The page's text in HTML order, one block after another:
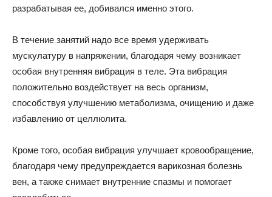
разрабатывая ее, добивался именно этого.
В течение занятий надо все время удерживать
мускулатуру в напряжении, благодаря чему возникает
особая внутренняя вибрация в теле. Эта вибрация
положительно воздействует на весь организм,
способствуя улучшению метаболизма, очищению и даже
избавлению от целлюлита.
Кроме того, особая вибрация улучшает кровообращение,
благодаря чему предупреждается варикозная болезнь
вен, а также снимает внутренние спазмы и помогает